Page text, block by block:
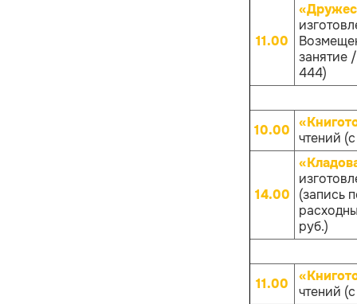
11.00
занятие
444)
10.00 чтений
14.00
(запись
руб.)
11.00
чтений